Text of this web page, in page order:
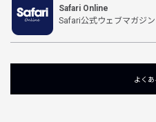
Safari Online
Safari公式ウェブマガジン
よくあ